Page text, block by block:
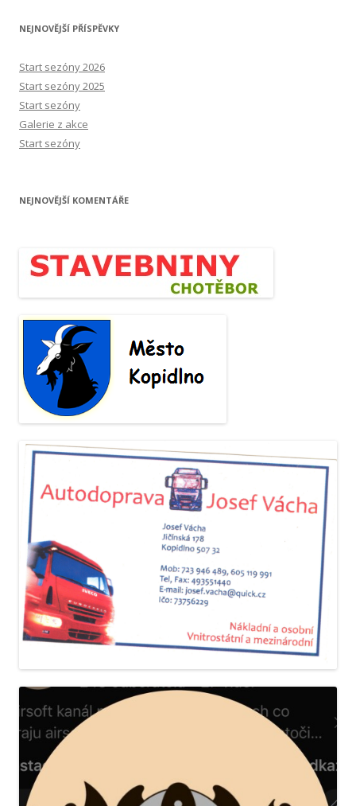
NEJNOVĚJŠÍ PŘÍSPĚVKY
Start sezóny 2026
Start sezóny 2025
Start sezóny
Galerie z akce
Start sezóny
NEJNOVĚJŠÍ KOMENTÁŘE